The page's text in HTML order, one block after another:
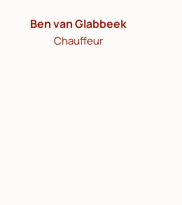
Ben van Glabbeek
Chauffeur